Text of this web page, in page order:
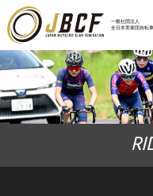
一般社団法人
全日本実業団自転